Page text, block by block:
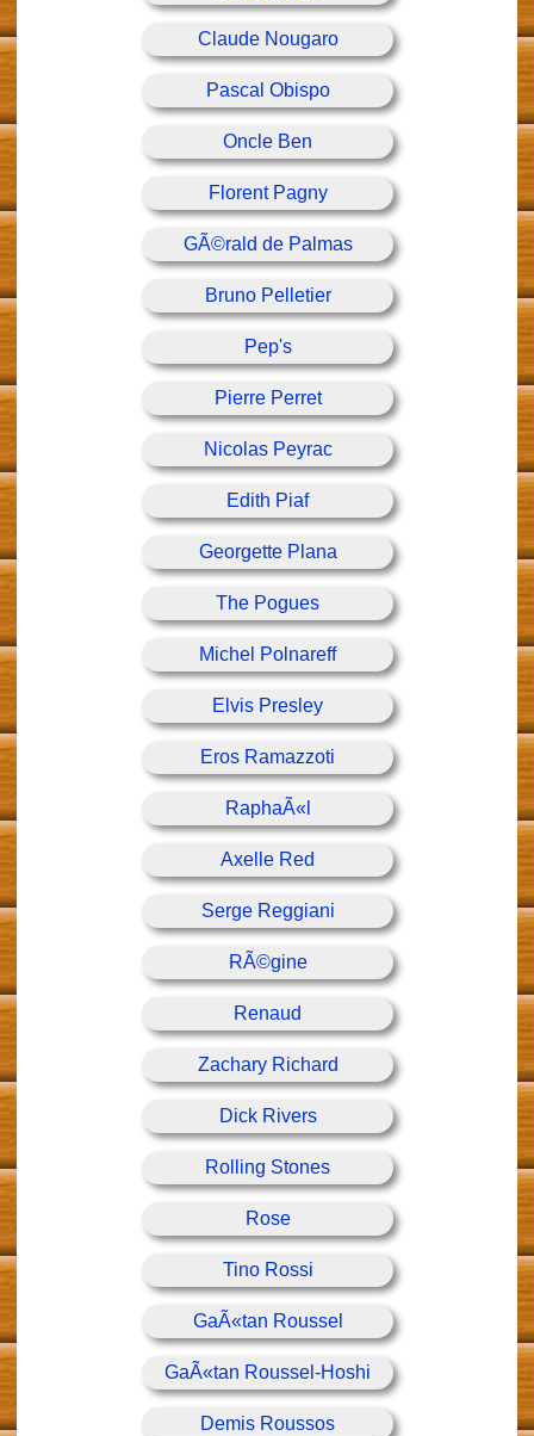
Claude Nougaro
Pascal Obispo
Oncle Ben
Florent Pagny
GÃ©rald de Palmas
Bruno Pelletier
Pep's
Pierre Perret
Nicolas Peyrac
Edith Piaf
Georgette Plana
The Pogues
Michel Polnareff
Elvis Presley
Eros Ramazzoti
RaphaÃ«l
Axelle Red
Serge Reggiani
RÃ©gine
Renaud
Zachary Richard
Dick Rivers
Rolling Stones
Rose
Tino Rossi
GaÃ«tan Roussel
GaÃ«tan Roussel-Hoshi
Demis Roussos